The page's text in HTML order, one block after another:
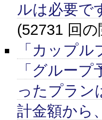
ルは必要で
(52731 回
「カップ
「グルー
ったプラン
計金額から